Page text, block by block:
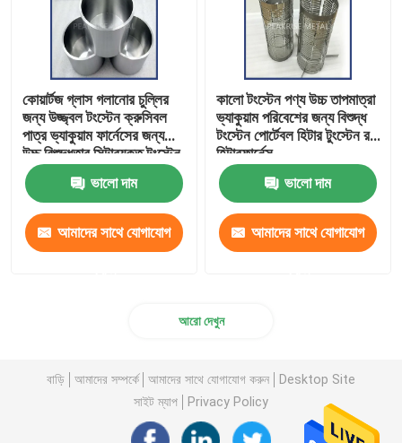
কোয়ার্টজ গ্লাস গলানোর চুল্লির
জন্য উজ্জ্বল টংস্টেন ক্রুসিবল
পাত্র ভ্যাকুয়াম ফার্নেসের জন্য
উচ্চ বিশুদ্ধতার সিন্টারযুক্ত টংস্টেন
ক্রুসিবল
ভালো দাম
আমাদের সাথে যোগাযোগ
কালো টংস্টেন পণ্য উচ্চ তাপমাত্রা
ভ্যাকুয়াম পরিবেশের জন্য বিশুদ্ধ
টংস্টেন পোর্টেবল হিটার টুংস্টেন রড
হিটারফার্নেস
ভালো দাম
আমাদের সাথে যোগাযোগ
আরো দেখুন
বাড়ি আমাদের সম্পর্কে আমাদের সাথে যোগাযোগ করুন
Desktop Site
সাইট ম্যাপ
Privacy Policy